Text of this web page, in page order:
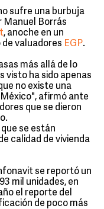
sufre una burbuja
Manuel Borrás
, anoche en un
valuadores EGP.
más allá de lo
visto ha sido apenas
no existe una
afirmó ante
que se dieron
se están
calidad de vivienda
se reportó un
mil unidades, en
el reporte del
de poco más